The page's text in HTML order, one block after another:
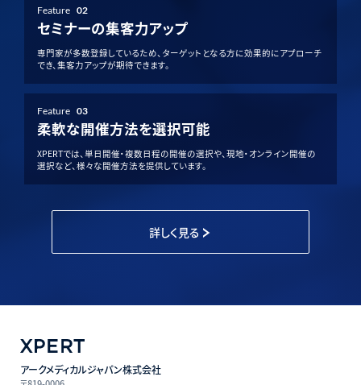
Feature 02
セミナーの集客力アップ
専門家が多数登録しているため、ターゲットとなる方に効果的にアプローチ
でき、集客力アップが期待できます。
Feature 03
柔軟な開催方法を選択可能
XPERTでは、単日開催・複数日程の開催の選択や、現地・オンライン開催の
選択など、様々な開催方法を提供しています。
詳しく見る
アークメディカルジャパン株式会社